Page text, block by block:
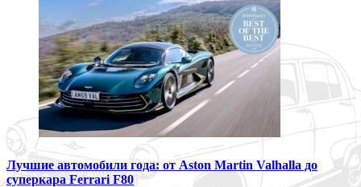
Лучшие автомобили года: от Aston Martin Valhalla до
суперкара Ferrari F80